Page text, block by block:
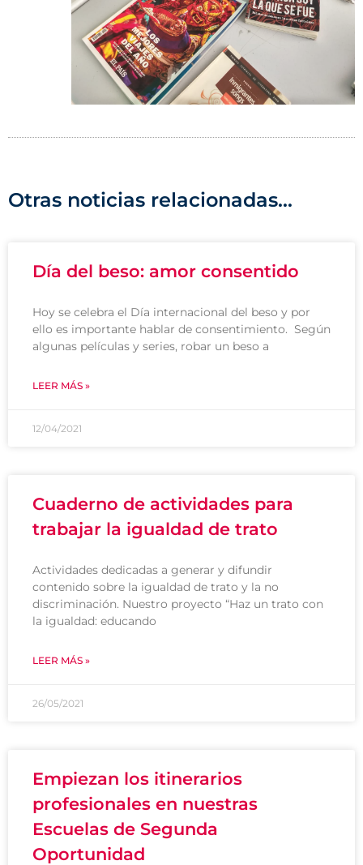
Otras noticias relacionadas...
Día del beso: amor consentido
Hoy se celebra el Día internacional del beso y por
ello es importante hablar de consentimiento. Según
algunas películas y series, robar un beso a
LEER MÁS »
12/04/2021
Cuaderno de actividades para
trabajar la igualdad de trato
Actividades dedicadas a generar y difundir
contenido sobre la igualdad de trato y la no
discriminación. Nuestro proyecto “Haz un trato con
la igualdad: educando
LEER MÁS »
26/05/2021
Empiezan los itinerarios
profesionales en nuestras
Escuelas de Segunda
Oportunidad